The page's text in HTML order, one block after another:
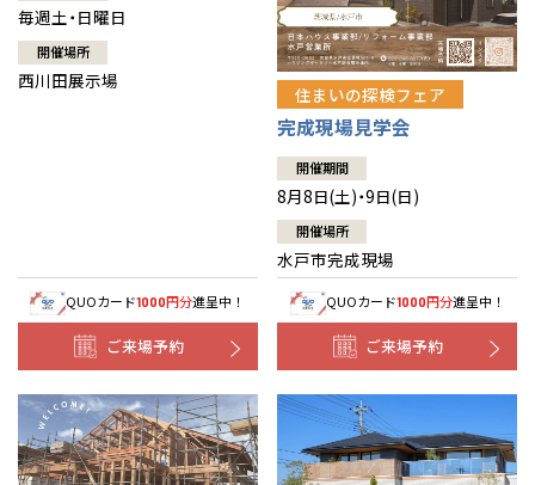
毎週土・日曜日
開催場所
西川田展示場
QUOカード1000円分進呈中！
ご来場予約
住まいの探検フェア
完成現場見学会
開催期間
8月8日(土)・9日(日)
開催場所
水戸市完成現場
QUOカード1000円分進呈中！
ご来場予約